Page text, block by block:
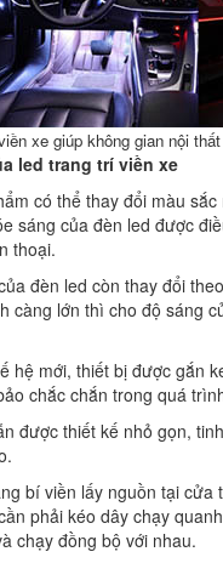
xe giúp không gian nội
led trang trí viền xe
có thể thay đổi màu sắc
sáng của đèn led được
thoại.
đèn led còn thay đổi
càng lớn thì cho độ sáng
hệ mới, thiết bị được gắn
chắc chắn trong quá
được thiết kế nhỏ gọn,
bí viền lấy nguồn tại cửa
phải kéo dây chạy
chạy đồng bộ với nhau.